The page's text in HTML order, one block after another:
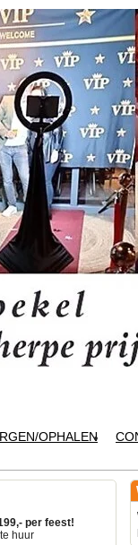
OPHALEN
per feest!
huur